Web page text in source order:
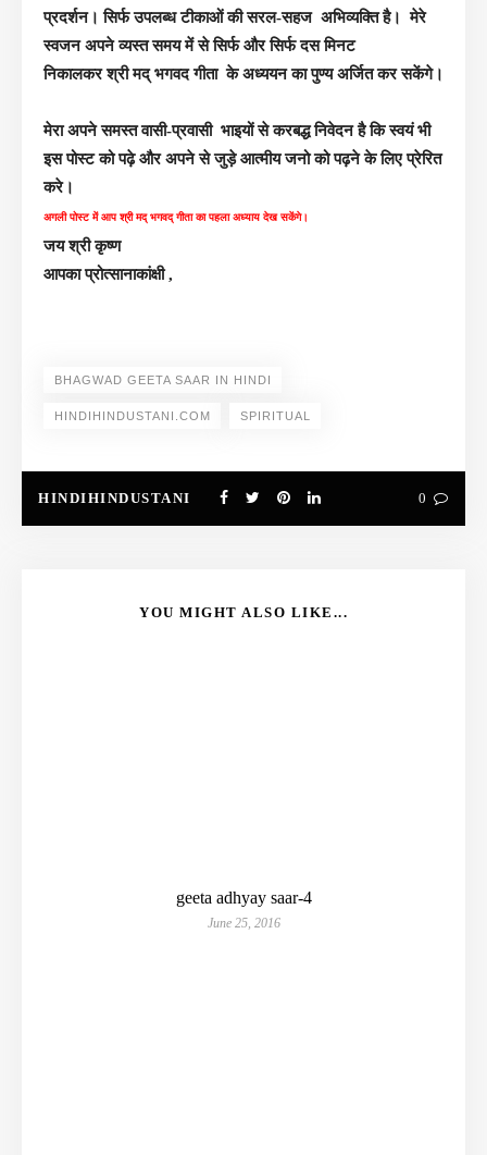
प्रदर्शन। सिर्फ उपलब्ध टीकाओं की सरल-सहज अभिव्यक्ति है। मेरे
स्वजन अपने व्यस्त समय में से सिर्फ और सिर्फ दस मिनट
निकालकरश्री मद् भगवद गीता केअध्ययन का पुण्य अर्जित कर सकेंगे।
मेरा अपने समस्त वासी-प्रवासी भाइयों से करबद्ध निवेदन है कि स्वयं भी
इस पोस्ट को पढ़े और अपने से जुड़े आत्मीय जनो को पढ़ने के लिए प्रेरित
करे।
अगली पोस्ट में आप श्री मद् भगवद् गीता का पहला अध्याय देख सकेंगे।
जय श्री कृष्ण
आपका प्रोत्सानाकांक्षी ,
BHAGWAD GEETA SAAR IN HINDI
HINDIHINDUSTANI.COM SPIRITUAL
HINDIHINDUSTANI 0
YOU MIGHT ALSO LIKE...
geeta adhyay saar-4
June 25, 2016